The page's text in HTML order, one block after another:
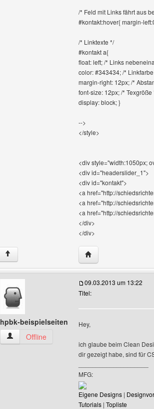
/* Feld mit Links fährt aus
#kontakt:hover{ margin-
/* Linktexte */
#kontakt a{
float: left; /* Links
color: #343434; /*
margin-right: 12px; /*
font-size: 12px; /* Texgröße
display: block; }
-->
</style>
<div style="width:1050px;
<div id="headerslider_1">
<div id="kontakt">
<a href="http://
<a href="http://
<a href="http://
</div>
</div>
↑ Website dieses
hpbk-beispielseiten
hpbk-beispielseiten Benutzer-Profile anzeigen
Offline
09.03.2013 um 13:22
Titel:
Hey,
ich glaube beim Clean
dir gezeigt habe, sind für
MFG:
Eigene Designs |
Tutorials | Topliste